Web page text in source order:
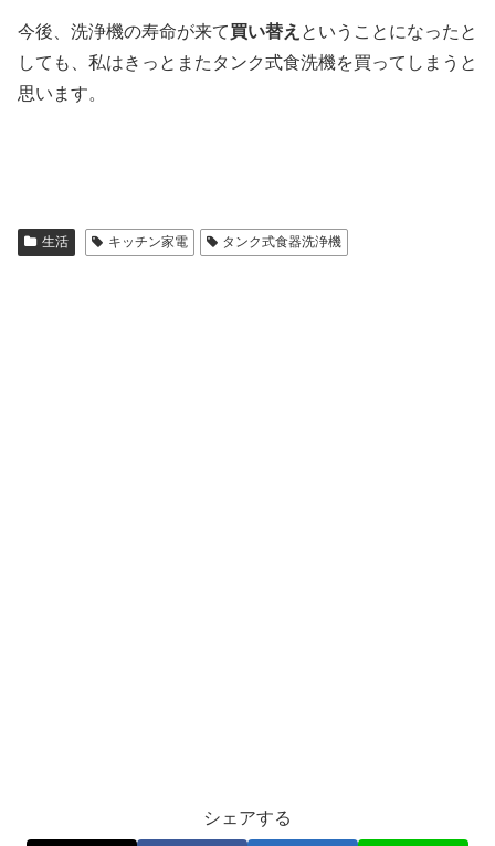
今後、洗浄機の寿命が来て買い替え ということになったと
しても、私はきっとまたタンク式食洗機を買ってしまうと
思います。
生活 キッチン家電 タンク式食器洗浄機
シェアする